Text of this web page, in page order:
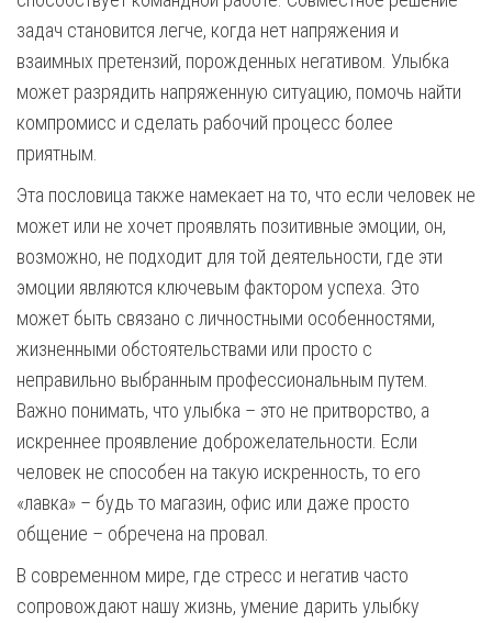
задач становится легче, когда нет напряжения и
взаимных претензий, порожденных негативом. Улыбка
может разрядить напряженную ситуацию, помочь найти
компромисс и сделать рабочий процесс более
приятным.
Эта пословица также намекает на то, что если человек не
может или не хочет проявлять позитивные эмоции, он,
возможно, не подходит для той деятельности, где эти
эмоции являются ключевым фактором успеха. Это
может быть связано с личностными особенностями,
жизненными обстоятельствами или просто с
неправильно выбранным профессиональным путем.
Важно понимать, что улыбка – это не притворство, а
искреннее проявление доброжелательности. Если
человек не способен на такую искренность, то его
«лавка» – будь то магазин, офис или даже просто
общение – обречена на провал.
В современном мире, где стресс и негатив часто
сопровождают нашу жизнь, умение дарить улыбку